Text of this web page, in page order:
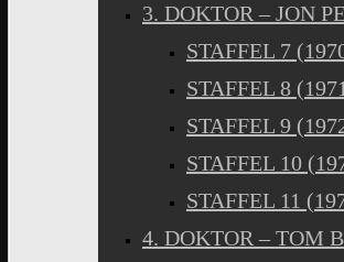
3. DOKTOR – JON
STAFFEL 7
STAFFEL 8
STAFFEL 9
STAFFEL 10
STAFFEL 11
4. DOKTOR – TOM